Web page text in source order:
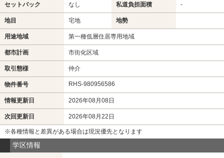
セットバック なし 私道負担面積 -
地目 宅地 地勢
用途地域 第一種低層住居専用地域
都市計画 市街化区域
取引態様 仲介
物件番号 RHS-980956586
情報更新日 2026年08月08日
次回更新日 2026年08月22日
※各種情報と差異がある場合は現況優先となります
学区情報